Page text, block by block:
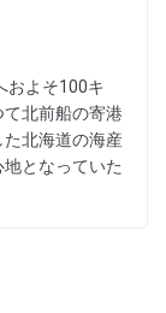
およそ100キ
北前船の寄港
北海道の海産
となっていた